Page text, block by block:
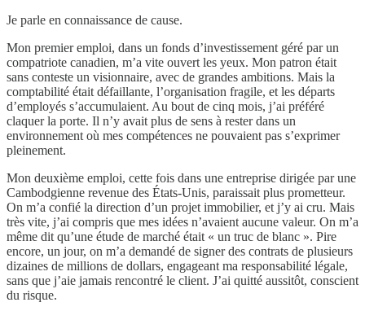
Je parle en connaissance de cause.
Mon premier emploi, dans un fonds d’investissement géré par un
compatriote canadien, m’a vite ouvert les yeux. Mon patron était
sans conteste un visionnaire, avec de grandes ambitions. Mais la
comptabilité était défaillante, l’organisation fragile, et les départs
d’employés s’accumulaient. Au bout de cinq mois, j’ai préféré
claquer la porte. Il n’y avait plus de sens à rester dans un
environnement où mes compétences ne pouvaient pas s’exprimer
pleinement.
Mon deuxième emploi, cette fois dans une entreprise dirigée par une
Cambodgienne revenue des États-Unis, paraissait plus prometteur.
On m’a confié la direction d’un projet immobilier, et j’y ai cru. Mais
très vite, j’ai compris que mes idées n’avaient aucune valeur. On m’a
même dit qu’une étude de marché était « un truc de blanc ». Pire
encore, un jour, on m’a demandé de signer des contrats de plusieurs
dizaines de millions de dollars, engageant ma responsabilité légale,
sans que j’aie jamais rencontré le client. J’ai quitté aussitôt, conscient
du risque.